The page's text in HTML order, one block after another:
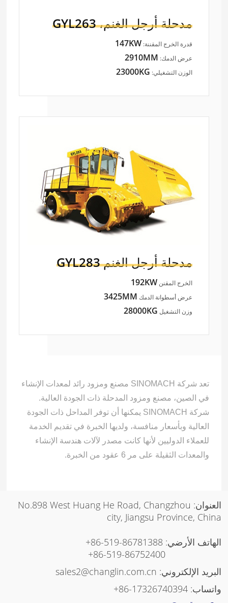
مدحلة أرجل الغنم،GYL263
قدرة الخرج المقننة:147KW
عرض الدمك: 2910MM
الوزن التشغيلي: 23000KG
مدحلة أرجل الغنمGYL283
الخرج المقنن192KW
عرض أسطوانة الدمك 3425MM
وزن التشغيل 28000KG
تعد شركة SINOMACH مصنع ومزود رائد لمعدات الإنشاء
في الصين، مصنع ومزود المدحلة ذات الجودة العالية.
شركة SINOMACH يمكنها أن توفر المداحل ذات الجودة
العالية وبأسعار منافسة، ولديها الخبرة في تقديم الخدمة
للعملاء الدوليين لأنها كانت مصدر لآلات هندسة الإنشاء
والمعدات الثقيلة على مر 6 عقود من الخبرة.
العنوان: No.898 West Huang He Road, Changzhou
city, Jiangsu Province, China
الهاتف الأرضي:+86-519-86781388
+86-519-86752400
البريد الإلكتروني: sales2@changlin.com.cn
واتساب:+86-17326740394